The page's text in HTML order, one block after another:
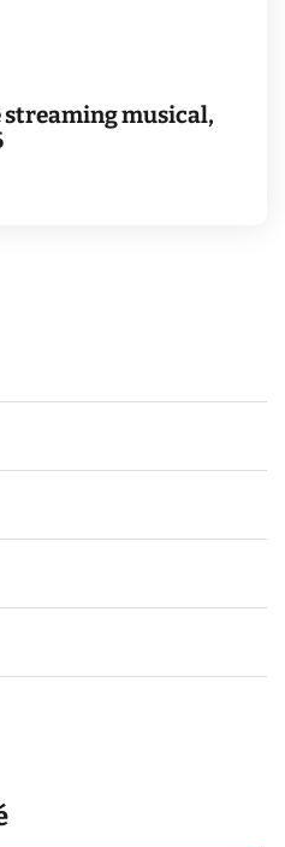
streaming musical,